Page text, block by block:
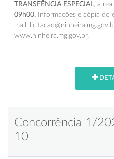
TRANSFÊNCIA ESPECIAL , a
09h00. Informações e cópia do
mail:
www.ninheira.mg.gov.br.
Concorrência 1/
10